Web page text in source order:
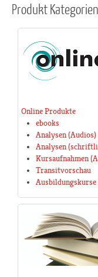
ProduktKategorien
Online Produkte
ebooks
Analysen (Audios)
Analysen
Kursaufnahmen
Transitvorschau
Ausbildungskurse